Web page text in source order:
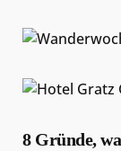
8 Gründe,